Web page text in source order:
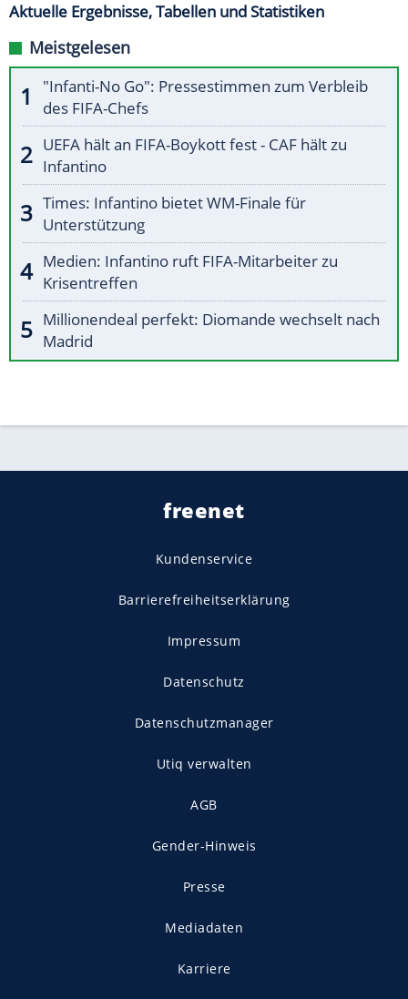
Aktuelle Ergebnisse, Tabellen und Statistiken
Meistgelesen
"Infanti-No Go": Pressestimmen zum Verbleib
des FIFA-Chefs
UEFA hält an FIFA-Boykott fest - CAF hält zu
Infantino
Times: Infantino bietet WM-Finale für
Unterstützung
Medien: Infantino ruft FIFA-Mitarbeiter zu
Krisentreffen
Millionendeal perfekt: Diomande wechselt nach
Madrid
freenet
Kundenservice
Barrierefreiheitserklärung
Impressum
Datenschutz
Datenschutzmanager
Utiq verwalten
AGB
Gender-Hinweis
Presse
Mediadaten
Karriere